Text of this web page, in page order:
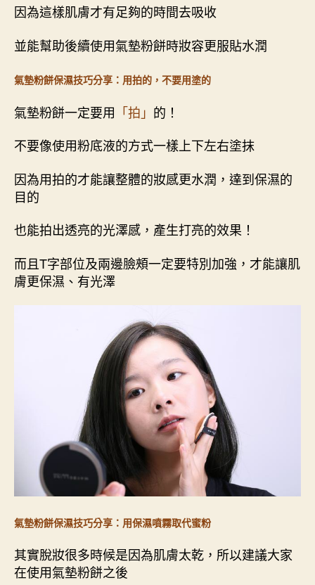
因為這樣肌膚才有足夠的時間去吸收
並能幫助後續使用氣墊粉餅時妝容更服貼水潤
氣墊粉餅保濕技巧分享：用拍的，不要用塗的
氣墊粉餅一定要用 「拍」 的！
不要像使用粉底液的方式一樣上下左右塗抹
因為用拍的才能讓整體的妝感更水潤，達到保濕的
目的
也能拍出透亮的光澤感，產生打亮的效果！
而且T字部位及兩邊臉頰一定要特別加強，才能讓肌
膚更保濕、有光澤
氣墊粉餅保濕技巧分享：用保濕噴霧取代蜜粉
其實脫妝很多時候是因為肌膚太乾，所以建議大家
在使用氣墊粉餅之後